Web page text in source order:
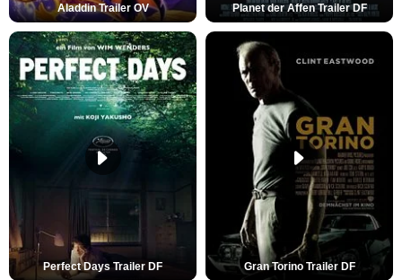
Aladdin Trailer OV Planet der Affen Trailer DF
Perfect Days Trailer DF Gran Torino Trailer DF